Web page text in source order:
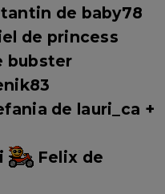
de baby78
de princess
bubster
de lauri_ca +
Felix de